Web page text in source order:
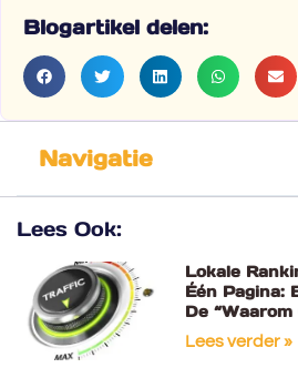
Blogartikel delen:
Navigatie
Lees Ook:
Lokale
Één Pagina:
De
Lees verder »